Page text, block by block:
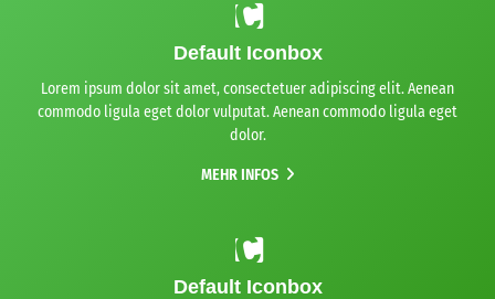
Default Iconbox
Lorem ipsum dolor sit amet, consectetuer adipiscing elit. Aenean
commodo ligula eget dolor vulputat. Aenean commodo ligula eget
dolor.
MEHR INFOS
Default Iconbox